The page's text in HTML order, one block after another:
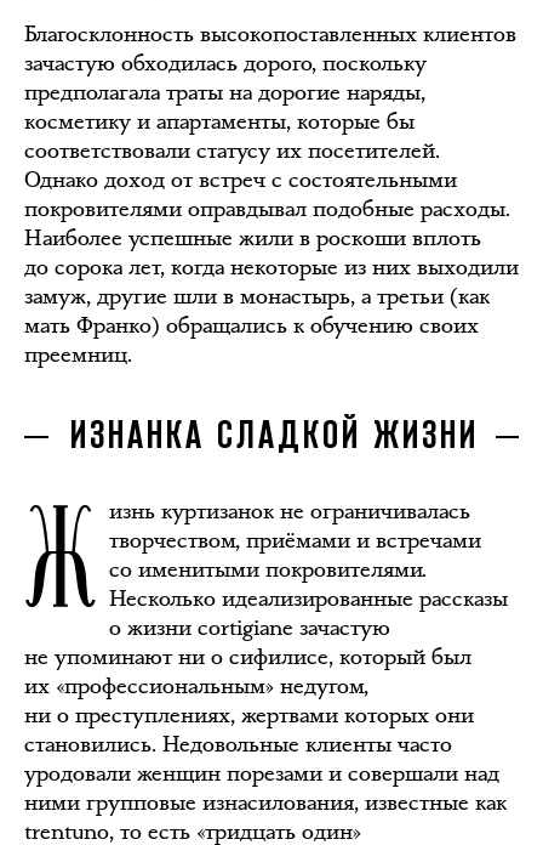
Благосклонность высокопоставленных клиентов
зачастую обходилась дорого, поскольку
предполагала траты на дорогие наряды,
косметику и апартаменты, которые бы
соответствовали статусу их посетителей.
Однако доход от встреч с состоятельными
покровителями оправдывал подобные расходы.
Наиболее успешные жили в роскоши вплоть
до сорока лет, когда некоторые из них выходили
замуж, другие шли в монастырь, а третьи (как
мать Франко) обращались к обучению своих
преемниц.
ИЗНАНКА СЛАДКОЙ ЖИЗНИ
Ж изнь куртизанок не ограничивалась
творчеством, приёмами и встречами
со именитыми покровителями.
Несколько идеализированные рассказы
о жизни сortigiane зачастую
не упоминают ни о сифилисе, который был
их «профессиональным» недугом,
ни о преступлениях, жертвами которых они
становились. Недовольные клиенты часто
уродовали женщин порезами и совершали над
ними групповые изнасилования, известные как
trentuno, то есть «тридцать один»